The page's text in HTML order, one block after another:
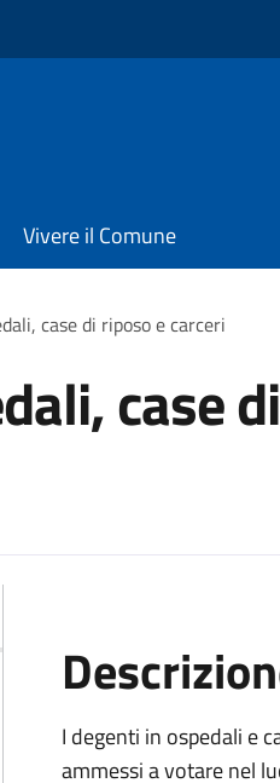
Vivere il Comune
case di riposo e carceri
case
I degenti in ospedali e
ammessi a votare nel